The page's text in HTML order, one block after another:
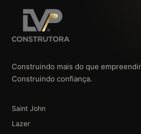
Construindo mais do que
Construindo confiança.
Saint John
Lazer